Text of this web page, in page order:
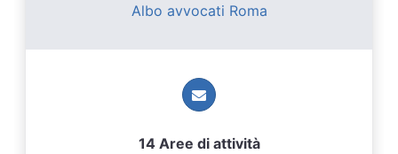
Albo avvocati Roma
14 Aree di attività